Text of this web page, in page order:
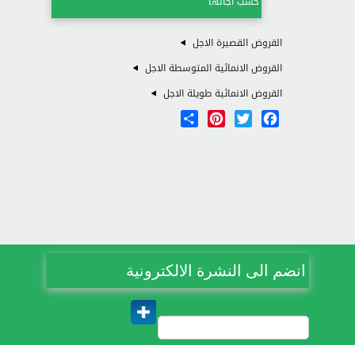
القروض القصيرة الاجل
القروض الانمائية المتوسطة الاجل
القروض الانمائية طويلة الاجل
Facebook
Twitter
Pinterest
Share
انضم الى النشرة الالكترونية